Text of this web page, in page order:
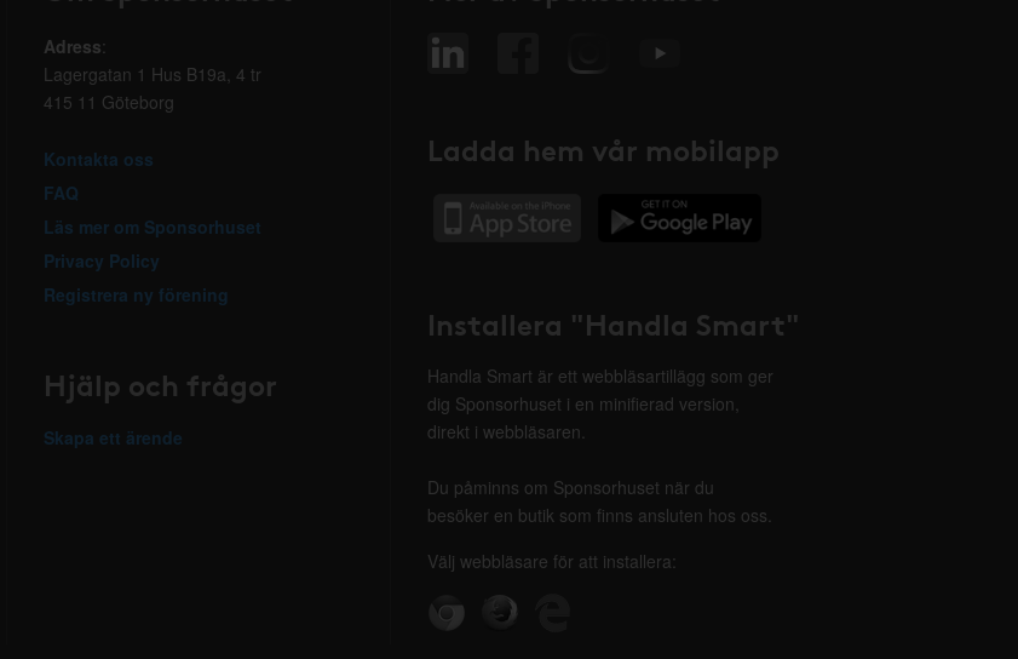
Adress:
Lagergatan 1 Hus B19a, 4 tr
415 11 Göteborg
Kontakta oss
FAQ
Läs mer om Sponsorhuset
Privacy Policy
Registrera ny förening
Hjälp och frågor
Skapa ett ärende
Ladda hem vår mobilapp
Installera "Handla Smart"
Handla Smart är ett webbläsartillägg som ger
dig Sponsorhuset i en minifierad version,
direkt i webbläsaren.
Du påminns om Sponsorhuset när du
besöker en butik som finns ansluten hos oss.
Välj webbläsare för att installera: